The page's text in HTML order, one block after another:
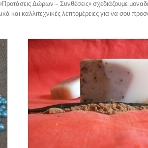
Δώρων – Συνθέσεις» σχεδιάζουμε
και καλλιτεχνικές λεπτομέρειες για να σου